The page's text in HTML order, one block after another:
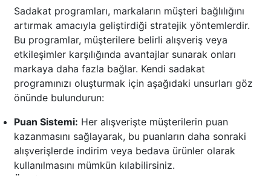
Sadakat programları, markaların müşteri bağlılığını
artırmak amacıyla geliştirdiği stratejik yöntemlerdir.
Bu programlar, müşterilere belirli alışveriş veya
etkileşimler karşılığında avantajlar sunarak onları
markaya daha fazla bağlar. Kendi sadakat
programınızı oluşturmak için aşağıdaki unsurları göz
önünde bulundurun:
Puan Sistemi: Her alışverişte müşterilerin puan
kazanmasını sağlayarak, bu puanların daha sonraki
alışverişlerde indirim veya bedava ürünler olarak
kullanılmasını mümkün kılabilirsiniz.